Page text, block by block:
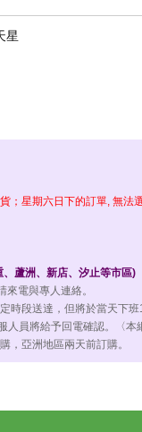
星
星期六日下的訂單, 無法
蘆洲、新店、汐止等市區)
電與專人連絡。
時段送達，但將於當天下班
員將給予回電確認。〈本
，亞洲地區兩天前訂購。